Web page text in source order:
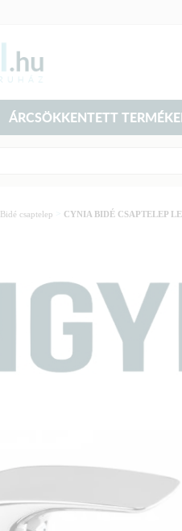
ÁRCSÖKKENTETT
Bidé csaptelep CYNIA BIDÉ CSAPTELEP